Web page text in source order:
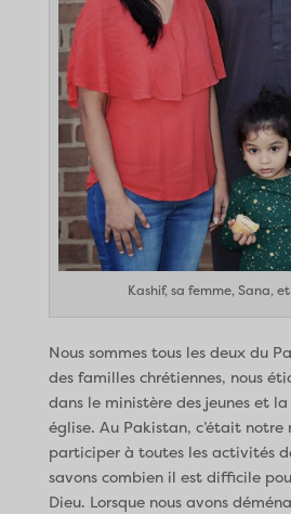
Kashif, sa femme, Sana,
Nous sommes tous les deux du
des familles chrétiennes, nous
dans le ministère des jeunes et
église. Au Pakistan, c’était notre
participer à toutes les activités
savons combien il est difficile
Dieu. Lorsque nous avons